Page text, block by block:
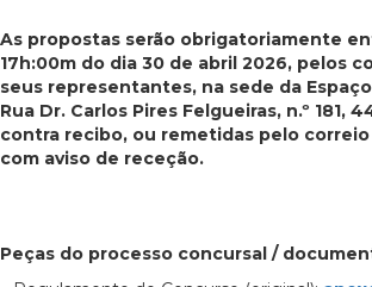
As propostas serão obrigatoriamente
17h:00m do dia 30 de abril 2026, pelos
seus representantes, na sede da
Rua Dr. Carlos Pires Felgueiras, n.º 181,
contra recibo, ou remetidas pelo
com aviso de receção.
Peças do processo concursal /